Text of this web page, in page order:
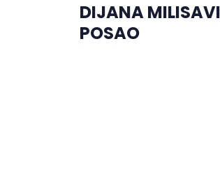
DIJANA
POSAO